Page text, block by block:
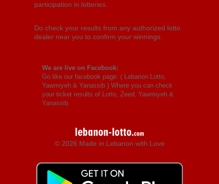
participation in lotteries.
Do check your results from any authorized lotto
dealer near you to confirm your winnings.
We are live on Facebook:
Go like our facebook page: ( Lebanon Lotto,
Yawmiyeh & Yanassib ) Where you can check
your ticket results of Lotto, Zeed, Yawmiyeh &
Yanassib.
© 2026 Made in Lebanon with Love